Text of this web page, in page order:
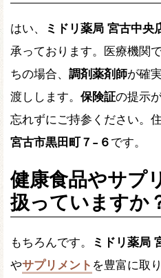
はい、 ミドリ薬局 宮古中央
承っております。医療機関
ちの場合、 調剤薬剤師が確
渡しします。 保険証の提示
忘れずにご持参ください。
宮古市黒田町７−６ です。
健康食品やサプ
扱っていますか
もちろんです。 ミドリ薬局
やサプリメント を豊富に取